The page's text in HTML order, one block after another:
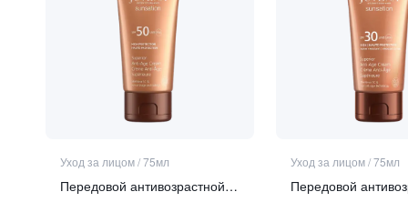
Уход за лицом/75мл
Передовой антивозрастной крем для лица SPF 50
Уход за лицом/75мл